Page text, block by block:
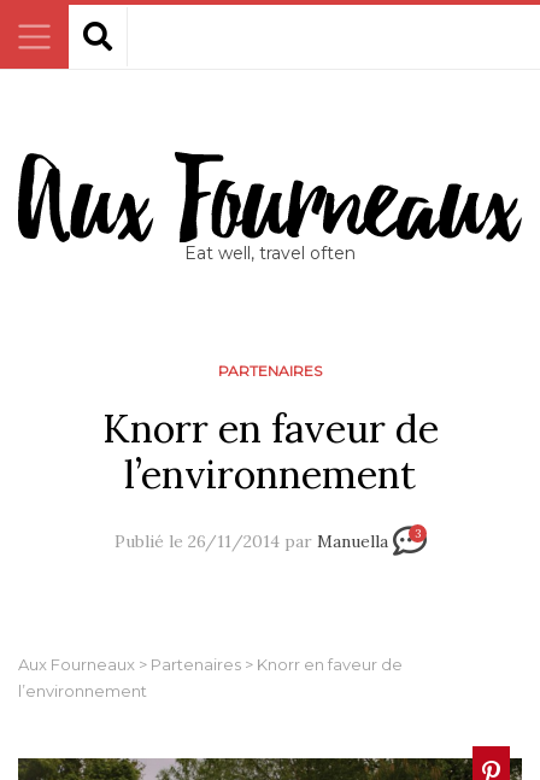
Eat well, travel often
PARTENAIRES
Knorr en faveur de
l’environnement
Publié le 26/11/2014 par Manuella 3
Aux Fourneaux > Partenaires > Knorr en faveur de
l’environnement